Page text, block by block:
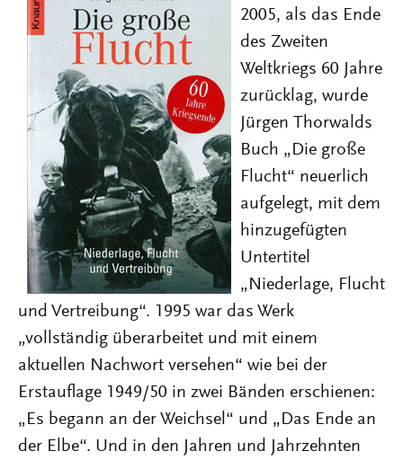
2005, als das Ende
des Zweiten
Weltkriegs 60 Jahre
zurücklag, wurde
Jürgen Thorwalds
Buch „Die große
Flucht“ neuerlich
aufgelegt, mit dem
hinzugefügten
Untertitel
„Niederlage, Flucht
und Vertreibung“. 1995 war das Werk
„vollständig überarbeitet und mit einem
aktuellen Nachwort versehen“ wie bei der
Erstauflage 1949/50 in zwei Bänden erschienen:
„Es begann an der Weichsel“ und „Das Ende an
der Elbe“. Und in den Jahren und Jahrzehnten